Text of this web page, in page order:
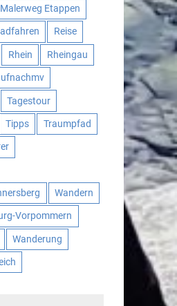
Malerweg Etappen
Reise
Rhein Rheingau
Tagestour
Tipps Traumpfad
Wandern
Vorpommern
Wanderung